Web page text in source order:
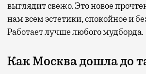
выглядит свежо. Это новое
нам всем эстетики, спокойное и
Работает лучше любого мудборда.
Как Москва дошла до